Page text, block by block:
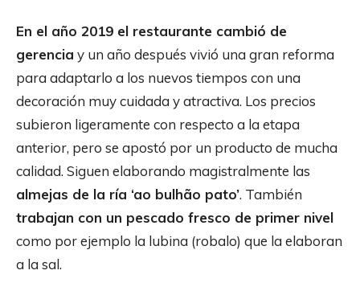
En el año 2019 el restaurante cambió de
gerencia y un año después vivió una gran reforma
para adaptarlo a los nuevos tiempos con una
decoración muy cuidada y atractiva. Los precios
subieron ligeramente con respecto a la etapa
anterior, pero se apostó por un producto de mucha
calidad. Siguen elaborando magistralmente las
almejas de la ría ‘ao bulhão pato’. También
trabajan con un pescado fresco de primer nivel
como por ejemplo la lubina (robalo) que la elaboran
a la sal.